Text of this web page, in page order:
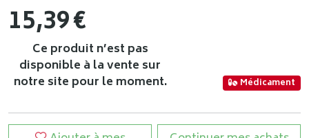
15,39€
Ce produit n’est pas
disponible à la vente sur
notre site pour le moment.
Médicament